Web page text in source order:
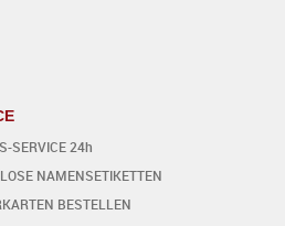
SERVICE 24h
NAMENSETIKETTEN
BESTELLEN